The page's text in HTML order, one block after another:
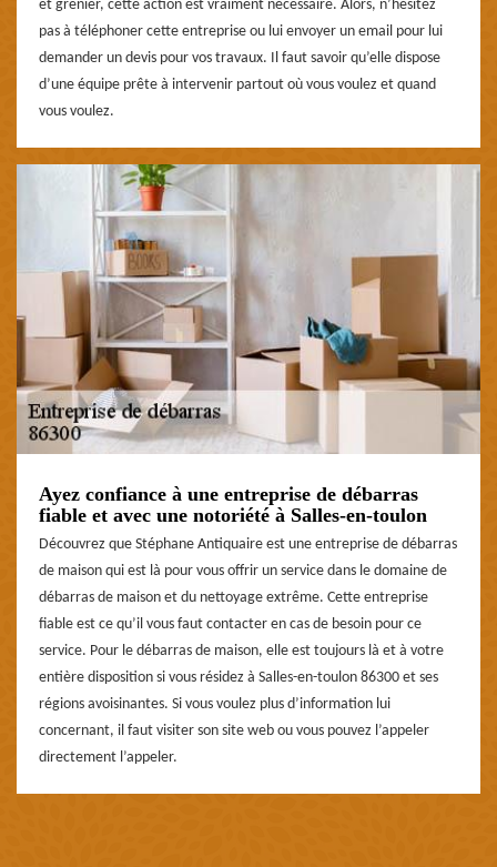
et grenier, cette action est vraiment nécessaire. Alors, n’hésitez
pas à téléphoner cette entreprise ou lui envoyer un email pour lui
demander un devis pour vos travaux. Il faut savoir qu’elle dispose
d’une équipe prête à intervenir partout où vous voulez et quand
vous voulez.
Ayez confiance à une entreprise de débarras
fiable et avec une notoriété à Salles-en-toulon
Découvrez que Stéphane Antiquaire est une entreprise de débarras
de maison qui est là pour vous offrir un service dans le domaine de
débarras de maison et du nettoyage extrême. Cette entreprise
fiable est ce qu’il vous faut contacter en cas de besoin pour ce
service. Pour le débarras de maison, elle est toujours là et à votre
entière disposition si vous résidez à Salles-en-toulon 86300 et ses
régions avoisinantes. Si vous voulez plus d’information lui
concernant, il faut visiter son site web ou vous pouvez l’appeler
directement l’appeler.